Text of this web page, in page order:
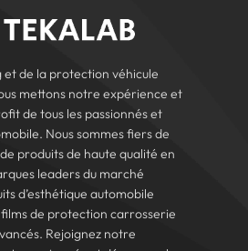
et de la protection véhicule
mettons notre expérience et
de tous les passionnés et
Nous sommes fiers de
produits de haute qualité en
leaders du marché
d’esthétique automobile
de protection carrosserie
Rejoignez notre